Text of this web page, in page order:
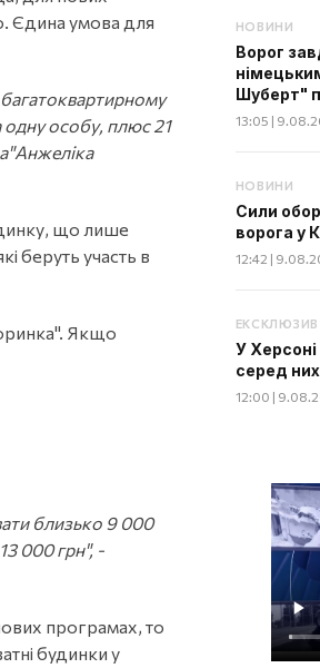
Єдина умова для
особу, плюс 21
що лише
беруть участь в
Якщо
близько 9 000
000 грн", -
програмах, то
будинки у
НОВИНИ
Ворог
Шуберт"
13:05 |
НОВИНИ
Сили
ворога у
12:42 |
ЕКСКЛЮЗИВ
У
серед
12:00 |